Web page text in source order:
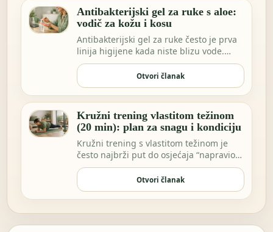
Antibakterijski gel za ruke s aloe:
vodič za kožu i kosu
Antibakterijski gel za ruke često je prva
linija higijene kada niste blizu vode.
Možda …
Otvori članak
Kružni trening vlastitom težinom
(20 min): plan za snagu i kondiciju
Kružni trening s vlastitom težinom je
često najbrži put do osjećaja “napravio
sam nešto…
Otvori članak